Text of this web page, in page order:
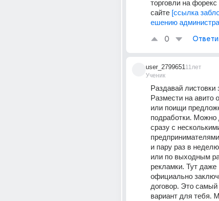
торговли на
сайте [ссылка
ешению
0
user_2799651
Ученик
11лет
Раздавай листовки
Размести на авито
или поищи
подработки. Можно
сразу с
и пару раз в
или по выходным
рекламки. Тут даже
официально
договор. Это
вариант для тебя.